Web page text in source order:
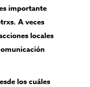
importante
A veces
locales
los cuáles